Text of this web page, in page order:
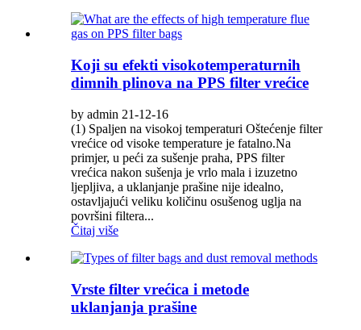
Koji su efekti visokotemperaturnih
dimnih plinova na PPS filter vrećice
by admin 21-12-16
(1) Spaljen na visokoj temperaturi Oštećenje filter
vrećice od visoke temperature je fatalno.Na
primjer, u peći za sušenje praha, PPS filter
vrećica nakon sušenja je vrlo mala i izuzetno
ljepljiva, a uklanjanje prašine nije idealno,
ostavljajući veliku količinu osušenog uglja na
površini filtera...
Čitaj više
Vrste filter vrećica i metode
uklanjanja prašine